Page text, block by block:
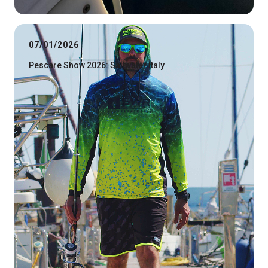
07/01/2026
Pescare Show 2026: Saltwater Italy